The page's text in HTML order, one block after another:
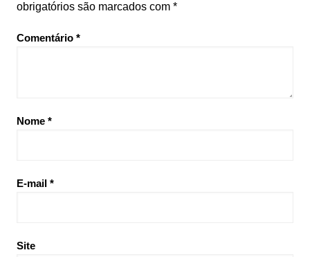
obrigatórios são marcados com *
Comentário *
Nome *
E-mail *
Site